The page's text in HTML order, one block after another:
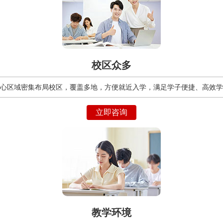
校区众多
区域密集布局校区，覆盖多地，方便就近入学，满足学子便捷、高效
立即咨询
教学环境